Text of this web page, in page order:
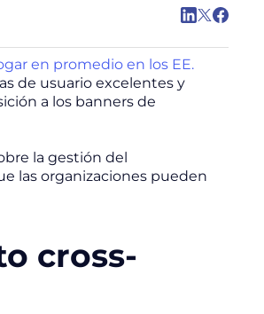
en promedio en los EE.
de usuario excelentes y
a los banners de
la gestión del
las organizaciones pueden
cross-